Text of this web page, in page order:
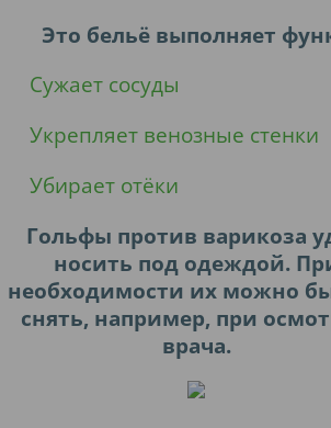
Это бельё выполняет
Сужает сосуды
Укрепляет венозные стенки
Убирает отёки
Гольфы против варикоза
носить под одеждой.
необходимости их можно
снять, например, при
врача.